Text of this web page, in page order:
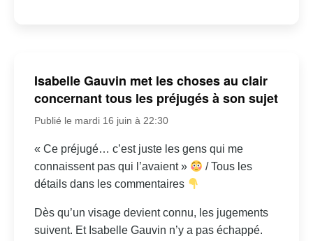
Isabelle Gauvin met les choses au clair
concernant tous les préjugés à son sujet
Publié le mardi 16 juin à 22:30
« Ce préjugé… c’est juste les gens qui me
connaissent pas qui l’avaient »
/ Tous les
détails dans les commentaires
Dès qu’un visage devient connu, les jugements
suivent. Et Isabelle Gauvin n’y a pas échappé.